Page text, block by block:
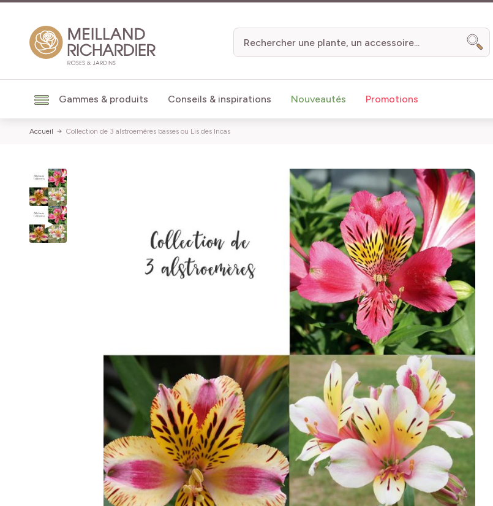
Gammes & produits Conseils & inspirations Nouveautés Promotions
Accueil Collection de 3 alstroemères basses ou Lis des Incas